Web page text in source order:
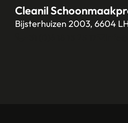
Cleanil
Bijsterhuizen 2003, 6604